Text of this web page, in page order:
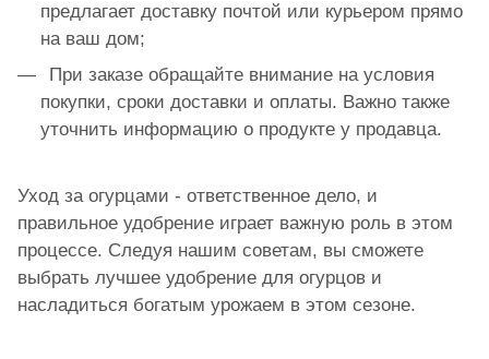
предлагает доставку почтой или курьером прямо
на ваш дом;
При заказе обращайте внимание на условия
покупки, сроки доставки и оплаты. Важно также
уточнить информацию о продукте у продавца.
Уход за огурцами - ответственное дело, и
правильное удобрение играет важную роль в этом
процессе. Следуя нашим советам, вы сможете
выбрать лучшее удобрение для огурцов и
насладиться богатым урожаем в этом сезоне.